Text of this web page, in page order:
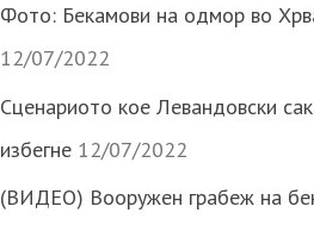
Фото: Бекамови на одмор во
12/07/2022
Сценариото кое Левандовски
избегне 12/07/2022
(ВИДЕО) Вооружен грабеж на